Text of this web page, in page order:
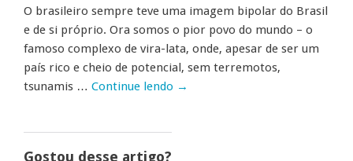
O brasileiro sempre teve uma imagem bipolar do Brasil
e de si próprio. Ora somos o pior povo do mundo – o
famoso complexo de vira-lata, onde, apesar de ser um
país rico e cheio de potencial, sem terremotos,
tsunamis … Continue lendo →
Gostou desse artigo?